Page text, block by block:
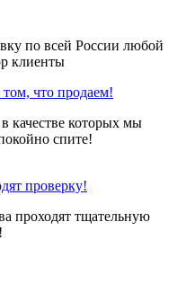
по всей России любой
клиенты
что продаем!
качестве которых мы
спите!
проверку!
проходят тщательную